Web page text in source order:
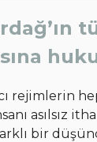
rejimlerin
asılsız
bir